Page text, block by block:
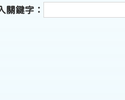
關鍵字：